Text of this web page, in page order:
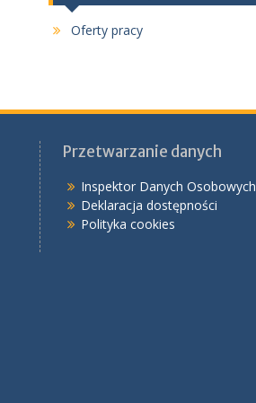
Oferty pracy
Przetwarzanie danych
Inspektor Danych Osobowych
Deklaracja dostępności
Polityka cookies